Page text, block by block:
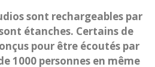
sont rechargeables par
étanches. Certains de
pour être écoutés par
1000 personnes en même